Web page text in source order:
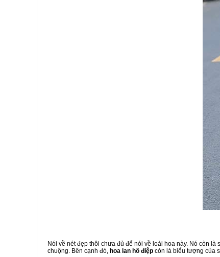
Nói về nét đẹp thôi chưa đủ để nói về loài hoa này. Nó còn
chuộng. Bên cạnh đó, hoa lan hồ điệp còn là biểu tượng của